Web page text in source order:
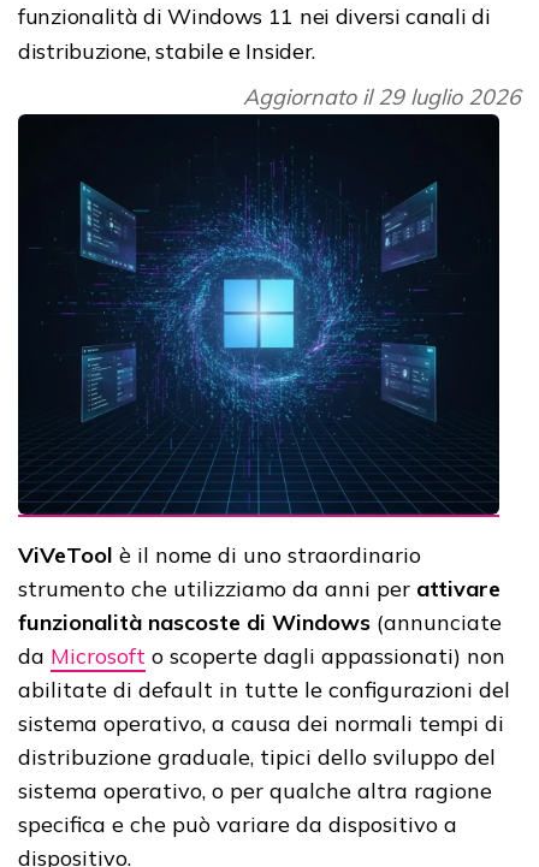
funzionalità di Windows 11 nei diversi canali di
distribuzione, stabile e Insider.
Aggiornato il 29 luglio 2026
ViVeTool è il nome di uno straordinario
strumento che utilizziamo da anni per attivare
funzionalità nascoste di Windows (annunciate
da Microsoft o scoperte dagli appassionati) non
abilitate di default in tutte le configurazioni del
sistema operativo, a causa dei normali tempi di
distribuzione graduale, tipici dello sviluppo del
sistema operativo, o per qualche altra ragione
specifica e che può variare da dispositivo a
dispositivo.